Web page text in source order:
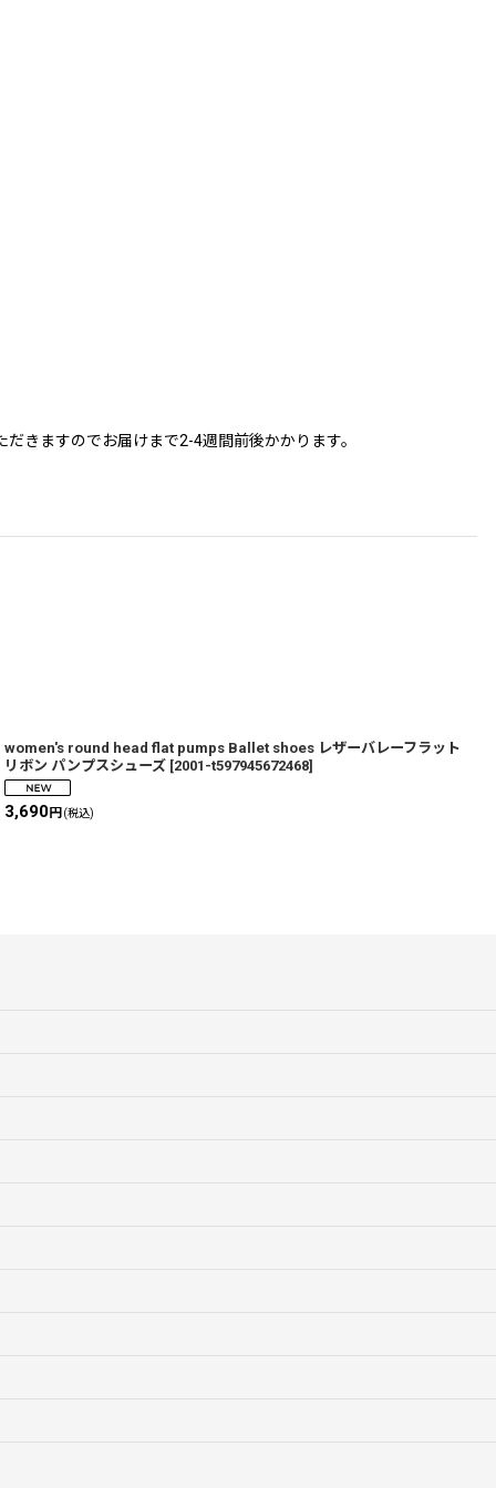
きますのでお届けまで2-4週間前後かかります。
women's round head flat pumps Ballet shoes レザーバレーフラット
リボン パンプスシューズ [2001-t597945672468]
3,690円 (税込)